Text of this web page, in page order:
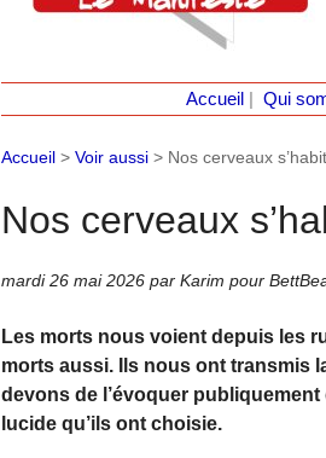
Accueil Qui
Accueil > Voir aussi > Nos cerveaux
Nos cerveaux
mardi 26 mai 2026 par Karim pour
Les morts nous voient depuis les
morts aussi. Ils nous ont transmis
devons de l’évoquer
lucide qu’ils ont choisie.